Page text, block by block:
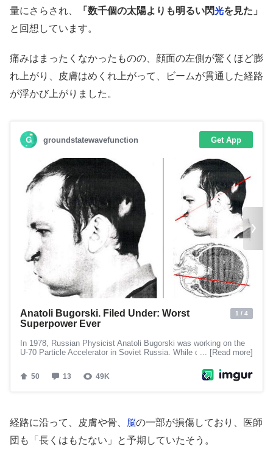
量にさらされ、
「数千個の太陽よりも明るい閃光を見た」
と回想しています。
痛みはまったくなかったものの、顔面の左側が驚くほど膨
れ上がり、皮膚はめくれ上がって、ビームが貫通した経路
が浮かび上がりました。
経路に沿って、皮膚や骨、 脳の一部が損傷しており、医師
団も「長くはもたない」と予期していたそう。